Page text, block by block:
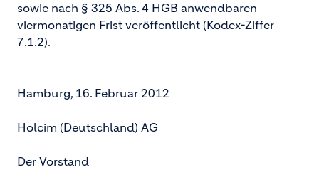
sowie nach § 325 Abs. 4 HGB anwendbaren
viermonatigen Frist veröffentlicht (Kodex-Ziffer
7.1.2).
Hamburg, 16. Februar 2012
Holcim (Deutschland) AG
Der Vorstand